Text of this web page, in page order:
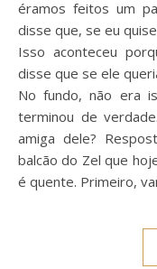
éramos feitos um
disse que, se eu
Isso aconteceu
disse que se ele
No fundo, não era
terminou de
amiga dele?
balcão do Zel que
é quente. Primeiro,